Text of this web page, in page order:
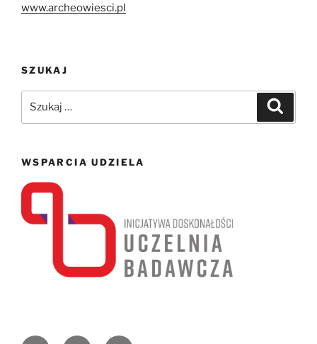
www.archeowiesci.pl
SZUKAJ
WSPARCIA UDZIELA